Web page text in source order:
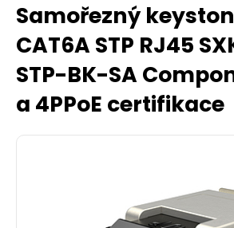
Samořezný
CAT6A STP RJ45
STP-BK-SA
a 4PPoE certifikace